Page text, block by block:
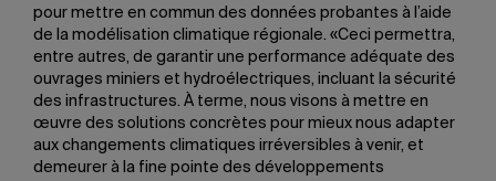
pour mettre en commun des données probantes à l’aide
de la modélisation climatique régionale. «Ceci permettra,
entre autres, de garantir une performance adéquate des
ouvrages miniers et hydroélectriques, incluant la sécurité
des infrastructures. À terme, nous visons à mettre en
œuvre des solutions concrètes pour mieux nous adapter
aux changements climatiques irréversibles à venir, et
demeurer à la fine pointe des développements